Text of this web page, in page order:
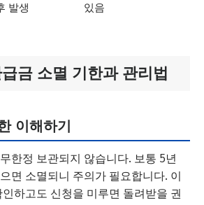
발생
있음
금 소멸 기한과 관리법
이해하기
한정 보관되지 않습니다. 보통 5년
면 소멸되니 주의가 필요합니다. 이
하고도 신청을 미루면 돌려받을 권